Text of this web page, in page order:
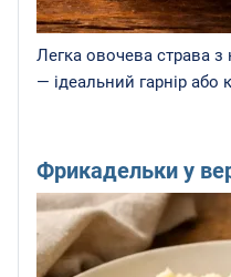
Легка овочева страва
— ідеальний гарнір або
Фрикадельки у